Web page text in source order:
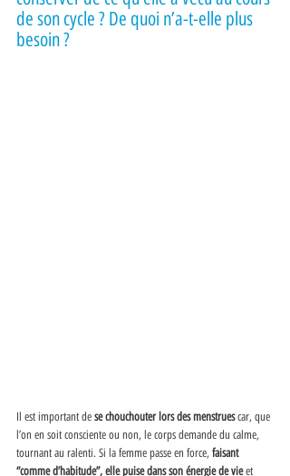
de son cycle ? De quoi n’a-t-elle plus
besoin ?
Il est important de se chouchouter lors des menstrues car, que
l’on en soit consciente ou non, le corps demande du calme,
tournant au ralenti. Si la femme passe en force, faisant
“comme d’habitude”, elle puise dans son énergie de vie et